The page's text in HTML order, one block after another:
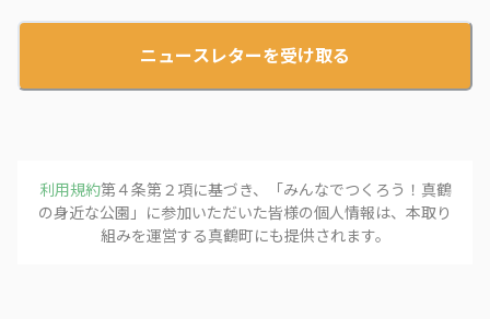
ニュースレターを受け取る
利用規約第４条第２項に基づき、「みんなでつくろう！真鶴
の身近な公園 」に参加いただいた皆様の個人情報は、本取り
組みを運営する真鶴町にも提供されます。